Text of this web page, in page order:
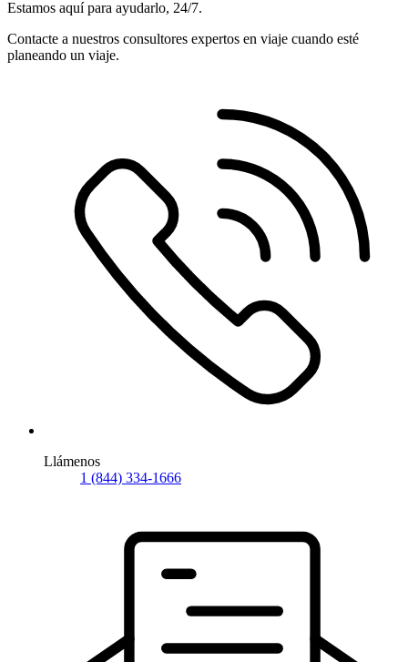
Estamos aquí para ayudarlo, 24/7.
Contacte a nuestros consultores expertos en viaje cuando esté
planeando un viaje.
Llámenos
1 (844) 334-1666